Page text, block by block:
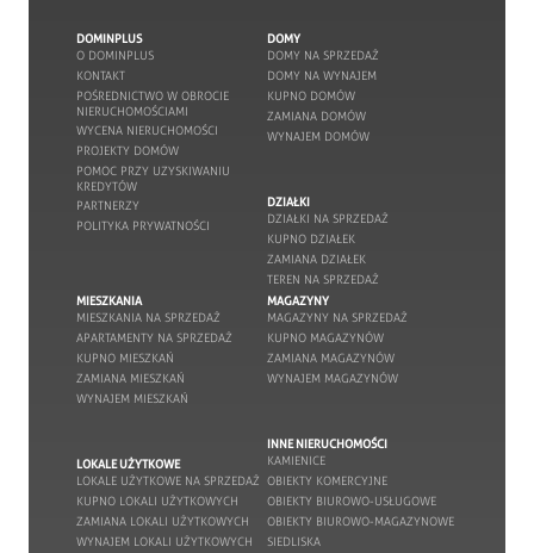
DOMINPLUS
O DOMINPLUS
KONTAKT
POŚREDNICTWO W OBROCIE
NIERUCHOMOŚCIAMI
WYCENA NIERUCHOMOŚCI
PROJEKTY DOMÓW
POMOC PRZY UZYSKIWANIU
KREDYTÓW
PARTNERZY
POLITYKA PRYWATNOŚCI
DOMY
DOMY NA SPRZEDAŻ
DOMY NA WYNAJEM
KUPNO DOMÓW
ZAMIANA DOMÓW
WYNAJEM DOMÓW
DZIAŁKI
DZIAŁKI NA SPRZEDAŻ
KUPNO DZIAŁEK
ZAMIANA DZIAŁEK
TEREN NA SPRZEDAŻ
MIESZKANIA
MIESZKANIA NA SPRZEDAŻ
APARTAMENTY NA SPRZEDAŻ
KUPNO MIESZKAŃ
ZAMIANA MIESZKAŃ
WYNAJEM MIESZKAŃ
LOKALE UŻYTKOWE
LOKALE UŻYTKOWE NA SPRZEDAŻ
KUPNO LOKALI UŻYTKOWYCH
ZAMIANA LOKALI UŻYTKOWYCH
WYNAJEM LOKALI UŻYTKOWYCH
MAGAZYNY
MAGAZYNY NA SPRZEDAŻ
KUPNO MAGAZYNÓW
ZAMIANA MAGAZYNÓW
WYNAJEM MAGAZYNÓW
INNE NIERUCHOMOŚCI
KAMIENICE
OBIEKTY KOMERCYJNE
OBIEKTY BIUROWO-USŁUGOWE
OBIEKTY BIUROWO-MAGAZYNOWE
SIEDLISKA